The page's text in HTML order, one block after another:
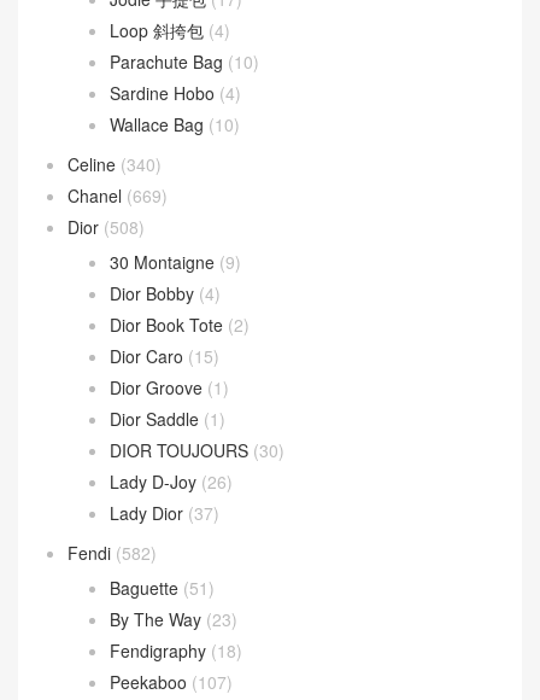
Loop 斜挎包 (4)
Parachute Bag (10)
Sardine Hobo (4)
Wallace Bag (10)
Celine (340)
Chanel (669)
Dior (508)
30 Montaigne (9)
Dior Bobby (4)
Dior Book Tote (2)
Dior Caro (15)
Dior Groove (1)
Dior Saddle (1)
DIOR TOUJOURS (30)
Lady D-Joy (26)
Lady Dior (37)
Fendi (582)
Baguette (51)
By The Way (23)
Fendigraphy (18)
Peekaboo (107)